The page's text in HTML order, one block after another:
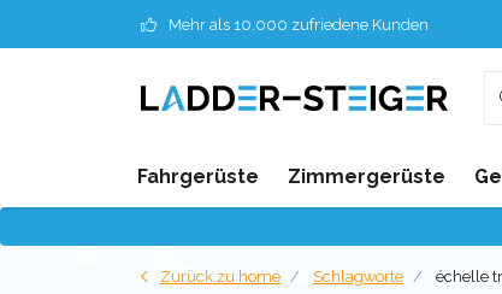
Mehr als 10.000 zufriedene Kunden
Fahrgerüste Zimmergerüste
Zurück zu home Schlagworte échelle